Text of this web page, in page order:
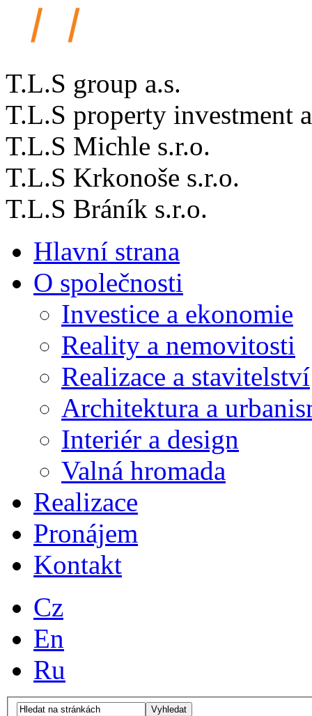
T.L.S group a.s.
T.L.S property investment
T.L.S Michle s.r.o.
T.L.S Krkonoše s.r.o.
T.L.S Bráník s.r.o.
Hlavní strana
O společnosti
Investice a ekonomie
Reality a nemovitosti
Realizace a stavitelství
Architektura a
Interiér a design
Valná hromada
Realizace
Pronájem
Kontakt
Cz
En
Ru
Vyhledat